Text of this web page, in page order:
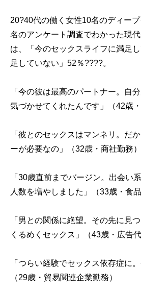
20?40代の働く女性10名のディー
名のアンケート調査でわかった現
は、「今のセックスライフに満足
足していない」52％????。
「今の彼は最高のパートナー。自
気づかせてくれたんです」（42歳
「彼とのセックスはマンネリ。だ
ーが必要なの」（32歳・商社勤務）
「30歳直前までバージン。出会い
人数を増やしました」（33歳・食
「男との関係に絶望。その先に見
くるめくセックス」（43歳・広告代
「つらい経験でセックス依存症に
（29歳・貿易関連企業勤務）